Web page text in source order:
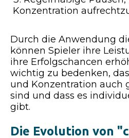
Konzentration
Durch die Anwendung
können Spieler ihre
ihre Erfolgschancen
wichtig zu bedenken,
und Konzentration auch
sind und dass es
gibt.
Die Evolution von